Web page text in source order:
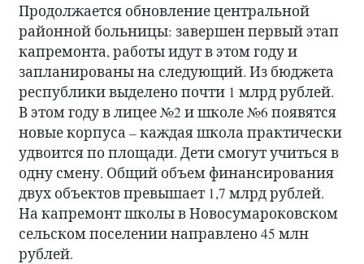
Продолжается обновление центральной
районной больницы: завершен первый этап
капремонта, работы идут в этом году и
запланированы на следующий. Из бюджета
республики выделено почти 1 млрд рублей.
В этом году в лицее №2 и школе №6 появятся
новые корпуса – каждая школа практически
удвоится по площади. Дети смогут учиться в
одну смену. Общий объем финансирования
двух объектов превышает 1,7 млрд рублей.
На капремонт школы в Новосумароковском
сельском поселении направлено 45 млн
рублей.